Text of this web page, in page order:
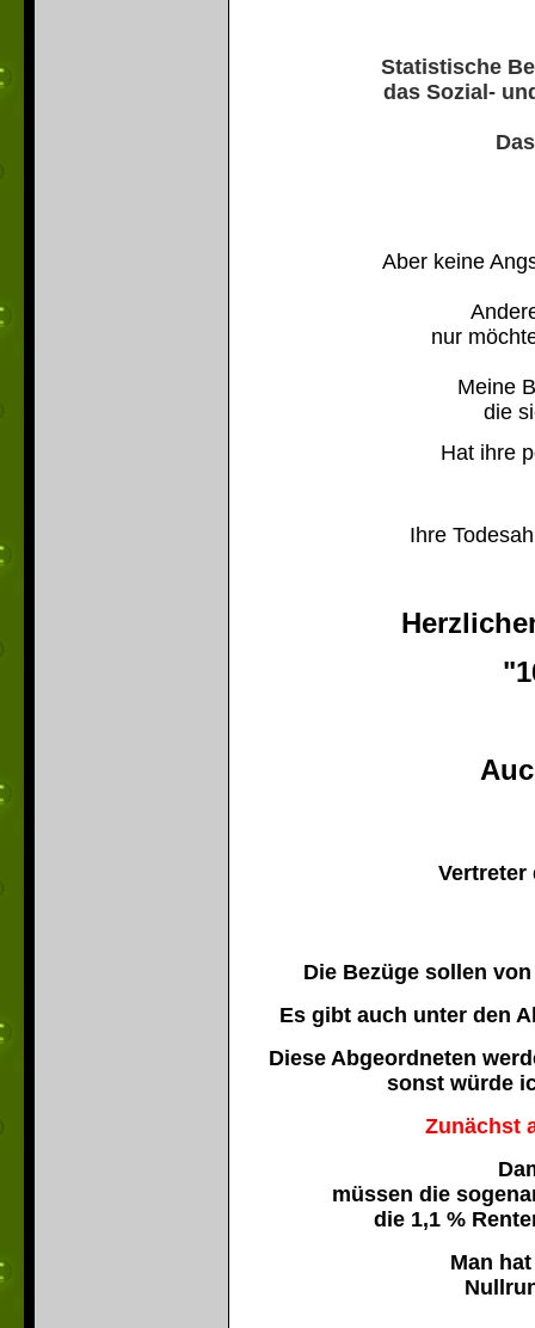
Statistische
das Sozial-
Aber keine
nur
Meine
die
Hat ihre
Ihre
Vertreter
Die Bezüge sollen
Es gibt auch unter den
Diese Abgeordneten
sonst würde
Zunächst
müssen die
die 1,1 %
Man